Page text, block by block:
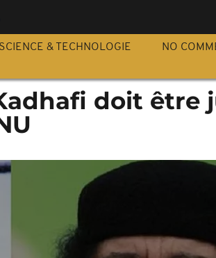
SCIENCE & TECHNOLOGIE NO
doit être